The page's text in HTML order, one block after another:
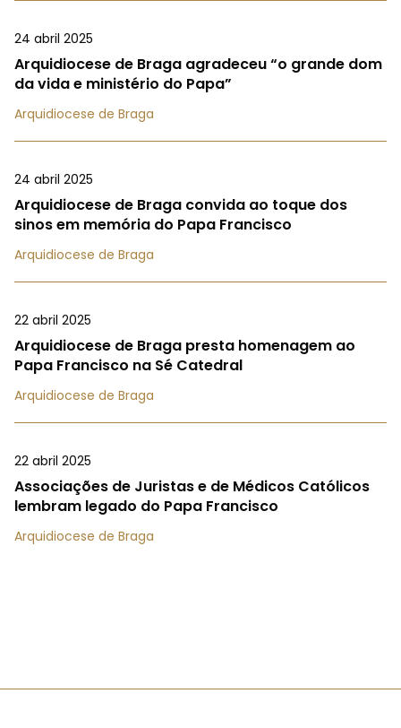
24 abril 2025
Arquidiocese de Braga agradeceu “o grande dom
da vida e ministério do Papa”
Arquidiocese de Braga
24 abril 2025
Arquidiocese de Braga convida ao toque dos
sinos em memória do Papa Francisco
Arquidiocese de Braga
22 abril 2025
Arquidiocese de Braga presta homenagem ao
Papa Francisco na Sé Catedral
Arquidiocese de Braga
22 abril 2025
Associações de Juristas e de Médicos Católicos
lembram legado do Papa Francisco
Arquidiocese de Braga